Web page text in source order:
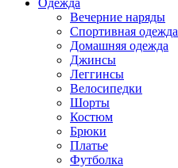
Одежда
Вечерние наряды
Спортивная одежда
Домашняя одежда
Джинсы
Леггинсы
Велосипедки
Шорты
Костюм
Брюки
Платье
Футболка